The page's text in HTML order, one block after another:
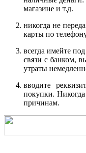
магазине и т.д.
никогда не
карты по
всегда имейте
связи с банком,
утраты
вводите
покупки.
причинам.